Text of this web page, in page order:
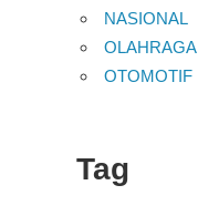
NASIONAL
OLAHRAGA
OTOMOTIF
Tag